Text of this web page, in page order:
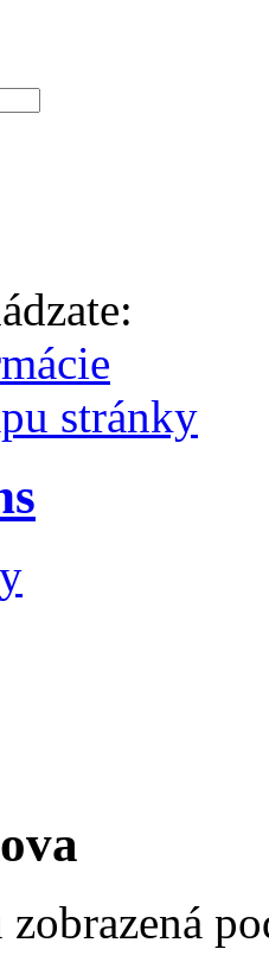
stránky